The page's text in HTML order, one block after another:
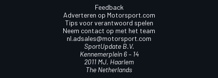
Feedback
Adverteren op Motorsport.com
Tips voor verantwoord spelen
Neem contact op met het team
nl.adsales@motorsport.com
SportUpdate B.V.
Kennemerplein 6 – 14
2011 MJ, Haarlem
The Netherlands